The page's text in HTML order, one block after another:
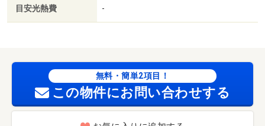
目安光熱費 -
無料・簡単2項目！
この物件にお問い合わせする